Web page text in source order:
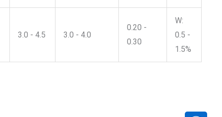
3.0 - 4.5 3.0 - 4.0
0.20 -
0.30
W:
0.5 -
1.5%